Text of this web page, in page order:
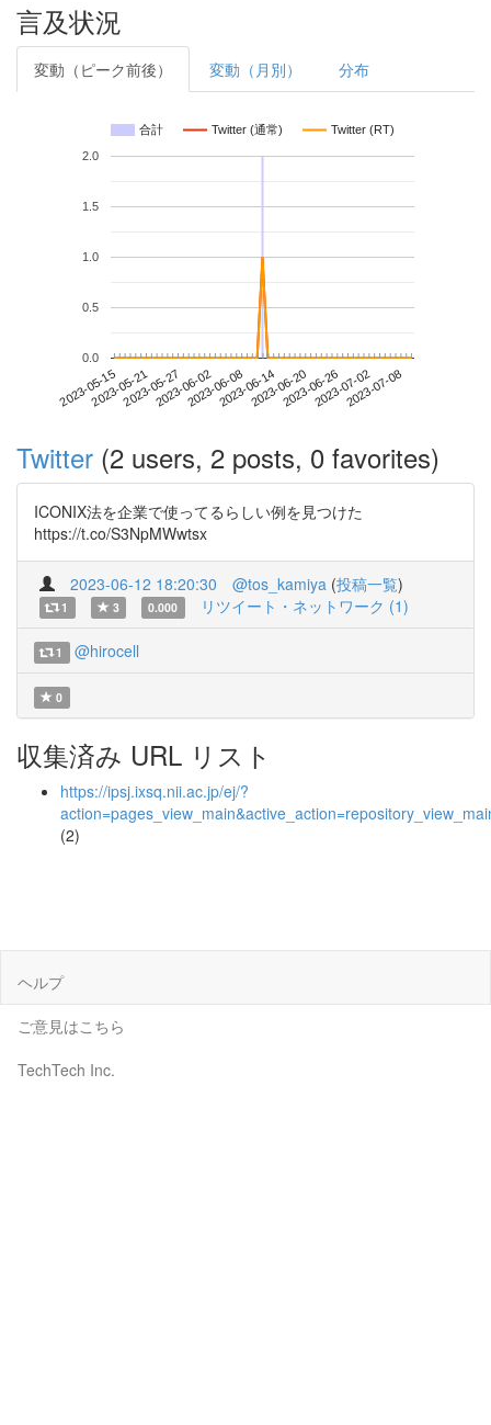
言及状況
変動（ピーク前後） 変動（月別） 分布
合計 Twitter (通常) Twitter (RT)
2023-05-152023-05-212023-05-272023-06-022023-06-082023-06-142023-06-202023-06-262023-07-022023-07-08
0.0
0.5
1.0
1.5
2.0
Twitter (2 users, 2 posts, 0 favorites)
ICONIX法を企業で使ってるらしい例を見つけた
https://t.co/S3NpMWwtsx
2023-06-12 18:20:30 @tos_kamiya (投稿一覧)
1 3 0.000 リツイート・ネットワーク (1)
1 @hirocell
0
収集済み URL リスト
https://ipsj.ixsq.nii.ac.jp/ej/?
(2)
ヘルプ
ご意見はこちら
TechTech Inc.